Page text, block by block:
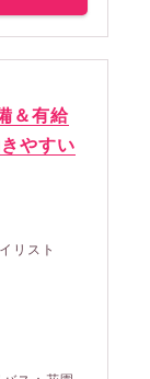
＆有給
やすい
リスト